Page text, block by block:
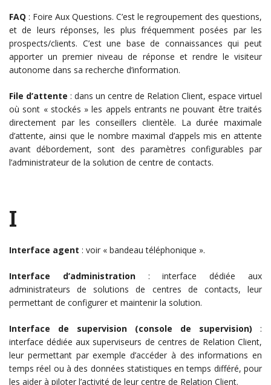
FAQ : Foire Aux Questions. C’est le regroupement des questions,
et de leurs réponses, les plus fréquemment posées par les
prospects/clients. C’est une base de connaissances qui peut
apporter un premier niveau de réponse et rendre le visiteur
autonome dans sa recherche d’information.
File d’attente : dans un centre de Relation Client, espace virtuel
où sont « stockés » les appels entrants ne pouvant être traités
directement par les conseillers clientèle. La durée maximale
d’attente, ainsi que le nombre maximal d’appels mis en attente
avant débordement, sont des paramètres configurables par
l’administrateur de la solution de centre de contacts.
I
Interface agent : voir « bandeau téléphonique ».
Interface d’administration: interface dédiée aux
administrateurs de solutions de centres de contacts, leur
permettant de configurer et maintenir la solution.
Interface de supervision (console de supervision) :
interface dédiée aux superviseurs de centres de Relation Client,
leur permettant par exemple d’accéder à des informations en
temps réel ou à des données statistiques en temps différé, pour
les aider à piloter l’activité de leur centre de Relation Client.